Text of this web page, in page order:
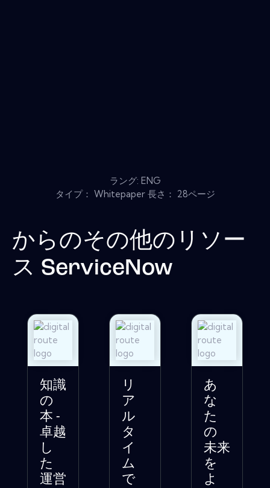
ラング: ENG
タイプ： Whitepaper 長さ： 28ページ
からのその他のリソー
ス ServiceNow
知識
の
本 -
卓越
し
た
運営
リ
ア
ル
タ
イ
ム
で
あ
な
た
の
未来
を
よ